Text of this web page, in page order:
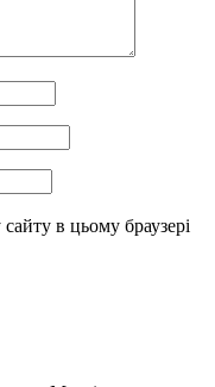
в цьому браузері